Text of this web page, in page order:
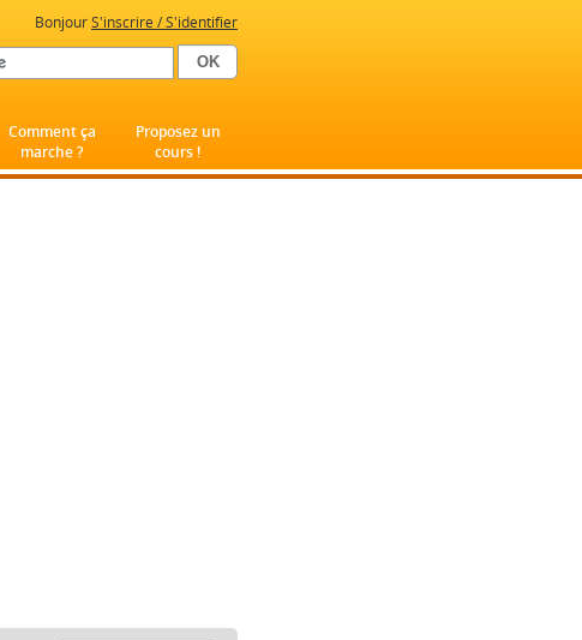
BonjourS'inscrire / S'identifier
Comment ça
marche ?
Proposez un
cours !